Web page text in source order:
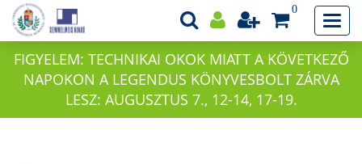
0
FIGYELEM: TECHNIKAI OKOK MIATT A KÖVETKEZŐ
NAPOKON A LEGENDUS KÖNYVESBOLT ZÁRVA
LESZ: AUGUSZTUS 7., 12-14, 17-19.